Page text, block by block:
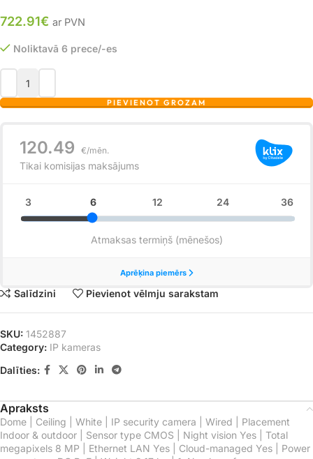
722.91€ ar PVN
Noliktavā 6 prece/-es
PIEVIENOT GROZAM
Salīdzini Pievienot vēlmju sarakstam
SKU: 1452887
Category: IP kameras
Dalīties:
Apraksts
Dome | Ceiling | White | IP security camera | Wired | Placement
Indoor & outdoor | Sensor type CMOS | Night vision Yes | Total
megapixels 8 MP | Ethernet LAN Yes | Cloud-managed Yes | Power